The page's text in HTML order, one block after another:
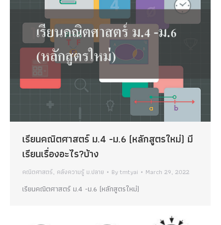
เรียนคณิตศาสตร์ ม.4 -ม.6 (หลักสูตรใหม่) มี
เรียนเรื่องอะไร?บ้าง
คณิตศาสตร์, คลังความรู้ ม.ปลาย Bytmtyai March 29, 2022
เรียนคณิตศาสตร์ ม.4 -ม.6 (หลักสูตรใหม่)